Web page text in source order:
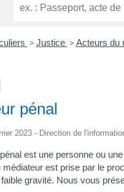
> Justice > Acteurs du
pénal
2023 - Direction de
est une personne ou
médiateur est prise par le
gravité. Nous vous